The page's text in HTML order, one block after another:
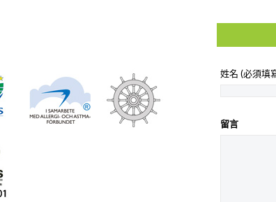
姓名 (必須填
留言